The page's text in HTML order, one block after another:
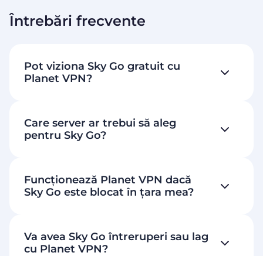
Întrebări frecvente
Pot viziona Sky Go gratuit cu
Planet VPN?
Care server ar trebui să aleg
pentru Sky Go?
Funcționează Planet VPN dacă
Sky Go este blocat în țara mea?
Va avea Sky Go întreruperi sau lag
cu Planet VPN?